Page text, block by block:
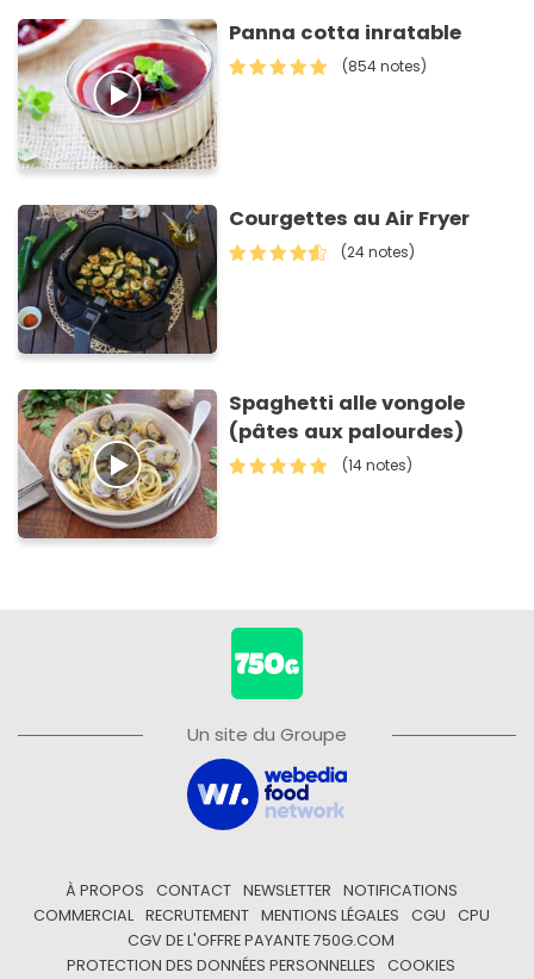
Panna cotta inratable
(854 notes)
Courgettes au Air Fryer
(24 notes)
Spaghetti alle vongole
(pâtes aux palourdes)
(14 notes)
Un site du Groupe
À PROPOS CONTACT NEWSLETTER
NOTIFICATIONS
COMMERCIAL
RECRUTEMENT MENTIONS LÉGALES CGU
CPU
CGV DE L'OFFRE PAYANTE 750G.COM
PROTECTION DES DONNÉES PERSONNELLES
COOKIES